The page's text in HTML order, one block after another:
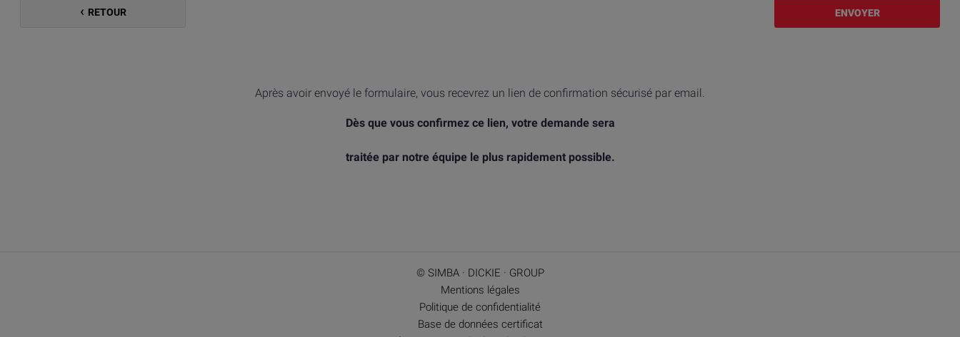
RETOUR ENVOYER
Après avoir envoyé le formulaire, vous recevrez un lien de confirmation sécurisé par email.
Dès que vous confirmez ce lien, votre demande sera
traitée par notre équipe le plus rapidement possible.
© SIMBA · DICKIE · GROUP
Mentions légales
Politique de confidentialité
Base de données certificat